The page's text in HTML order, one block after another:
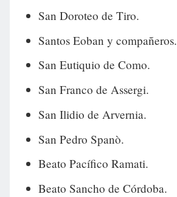
San Doroteo de Tiro.
Santos Eoban y compañeros.
San Eutiquio de Como.
San Franco de Assergi.
San Ilidio de Arvernia.
San Pedro Spanò.
Beato Pacífico Ramati.
Beato Sancho de Córdoba.